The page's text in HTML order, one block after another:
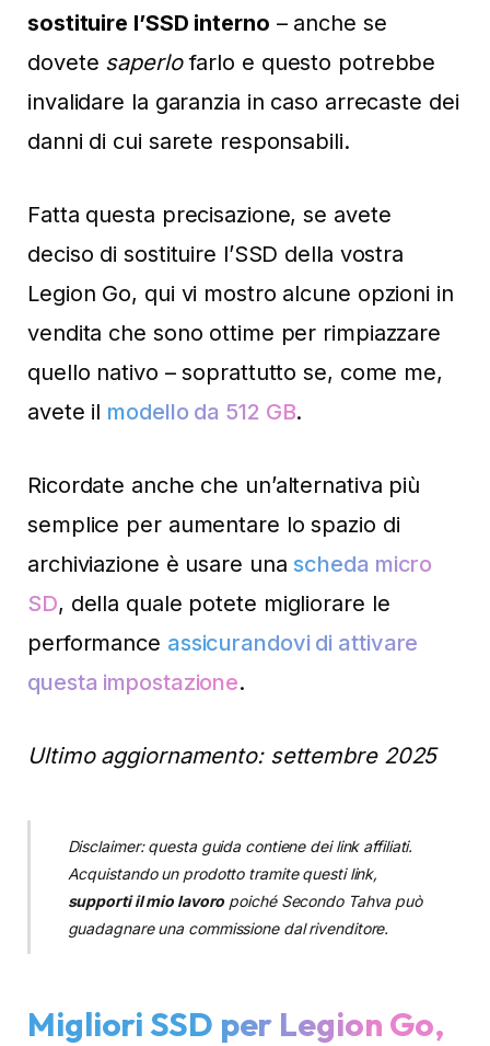
sostituire l’SSD interno – anche se
dovete saperlofarlo e questo potrebbe
invalidare la garanzia in caso arrecaste dei
danni di cui sarete responsabili.
Fatta questa precisazione, se avete
deciso di sostituire l’SSD della vostra
Legion Go, qui vi mostro alcune opzioni in
vendita che sono ottime per rimpiazzare
quello nativo – soprattutto se, come me,
avete il modello da 512 GB.
Ricordate anche che un’alternativa più
semplice per aumentare lo spazio di
archiviazione è usare unascheda micro
SD, della quale potete migliorare le
performance assicurandovi di attivare
questa impostazione.
Ultimo aggiornamento: settembre 2025
Disclaimer: questa guida contiene dei link affiliati.
Acquistando un prodotto tramite questi link,
supporti il mio lavoro poiché Secondo Tahva può
guadagnare una commissione dal rivenditore.
Migliori SSD per Legion Go,